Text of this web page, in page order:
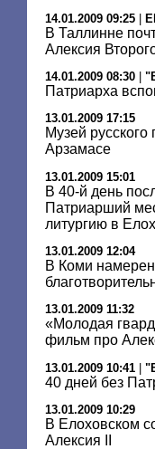
14.01.2009 09:25 |
В Таллинне
Алексия
14.01.2009 08:30
Патриарха
13.01.2009 17:15
Музей
Арзамасе
13.01.2009 15:01
В 40-й день
Патриарший
литургию в
13.01.2009 12:04
В Коми
13.01.2009 11:32
«Молодая
фильм про
13.01.2009 10:41 |
40 дней без
13.01.2009 10:29
В Елоховском
Алексия II